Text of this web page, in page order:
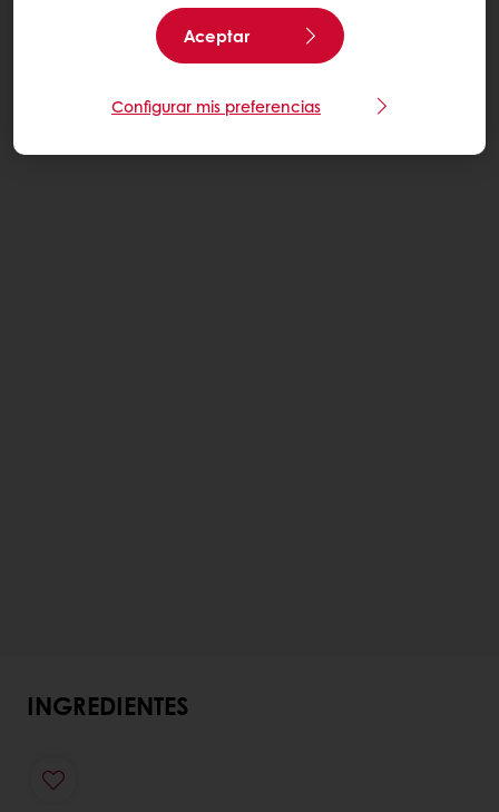
INGREDIENTES
Aceptar
Configurar mis preferencias